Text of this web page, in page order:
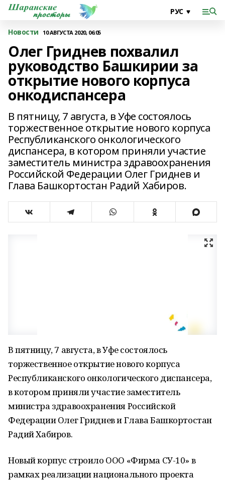
Новости 10 АВГУСТА 2020, 06:05
Олег Гриднев похвалил
руководство Башкирии за
открытие нового корпуса
онкодиспансера
В пятницу, 7 августа, в Уфе состоялось
торжественное открытие нового корпуса
Республиканского онкологического
диспансера, в котором приняли участие
заместитель министра здравоохранения
Российской Федерации Олег Гриднев и
Глава Башкортостан Радий Хабиров.
В пятницу, 7 августа, в Уфе состоялось
торжественное открытие нового корпуса
Республиканского онкологического диспансера,
в котором приняли участие заместитель
министра здравоохранения Российской
Федерации Олег Гриднев и Глава Башкортостан
Радий Хабиров.
Новый корпус строило ООО «Фирма СУ-10» в
рамках реализации национального проекта